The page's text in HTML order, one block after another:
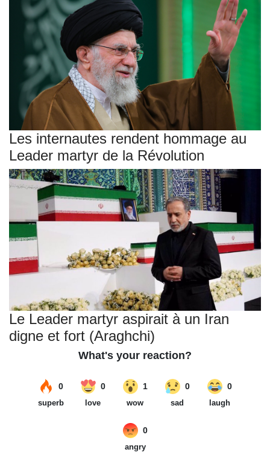
Les internautes rendent hommage au
Leader martyr de la Révolution
Le Leader martyr aspirait à un Iran
digne et fort (Araghchi)